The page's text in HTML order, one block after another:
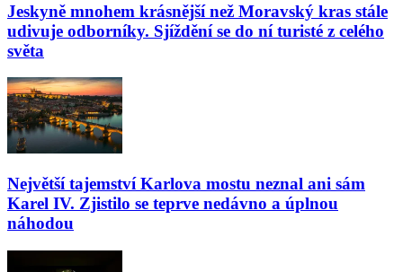
Jeskyně mnohem krásnější než Moravský kras stále
udivuje odborníky. Sjíždění se do ní turisté z celého
světa
Největší tajemství Karlova mostu neznal ani sám
Karel IV. Zjistilo se teprve nedávno a úplnou
náhodou